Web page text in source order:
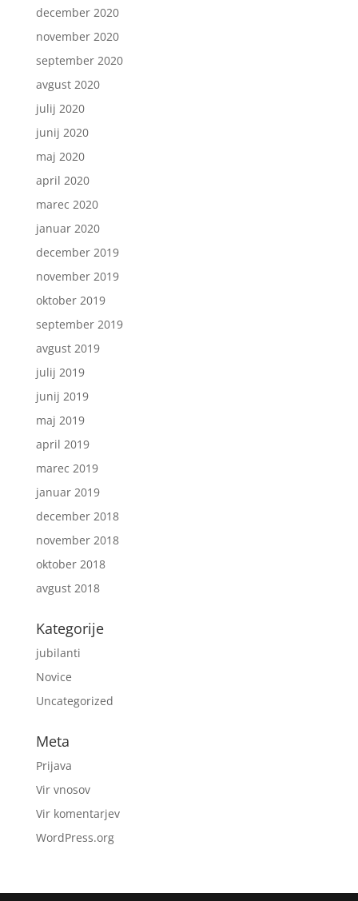
december 2020
november 2020
september 2020
avgust 2020
julij 2020
junij 2020
maj 2020
april 2020
marec 2020
januar 2020
december 2019
november 2019
oktober 2019
september 2019
avgust 2019
julij 2019
junij 2019
maj 2019
april 2019
marec 2019
januar 2019
december 2018
november 2018
oktober 2018
avgust 2018
Kategorije
jubilanti
Novice
Uncategorized
Meta
Prijava
Vir vnosov
Vir komentarjev
WordPress.org